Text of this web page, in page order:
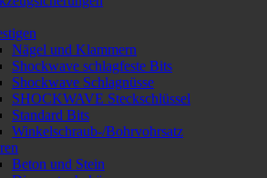
Nägel und Klammern
Shockwave schlagfeste Bits
Shockwave Schlagnüsse
SHOCKWAVE Steckschlüssel
Standard Bits
Winkelschraub-/Bohrvohrsatz
Beton und Stein